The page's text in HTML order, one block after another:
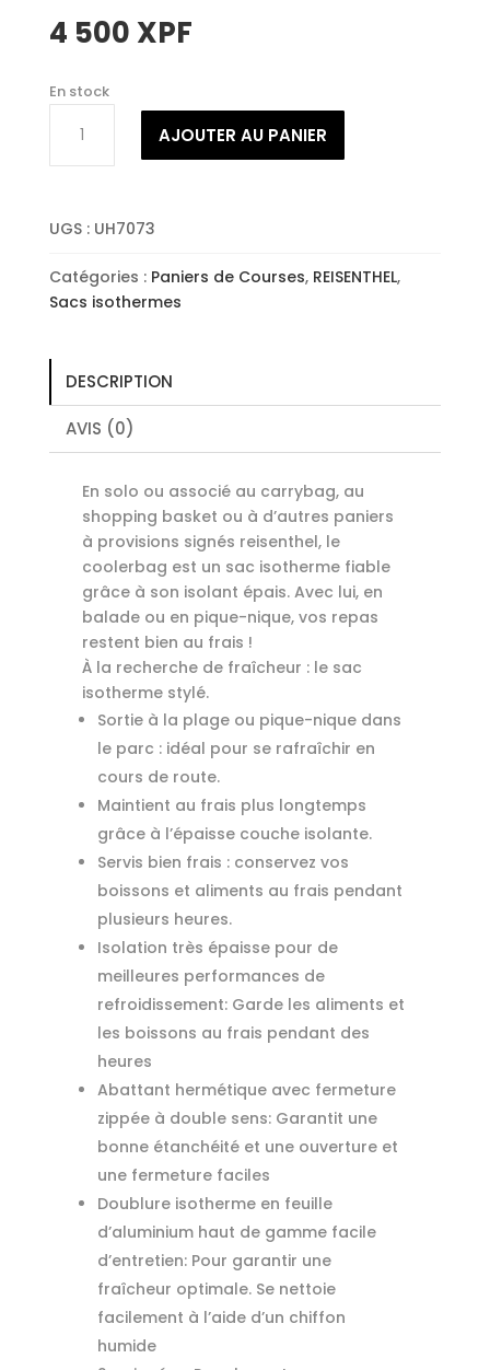
4 500 XPF
En stock
REISENTHEL
White
AJOUTER AU PANIER
UGS : UH7073
Catégories : Paniers de Courses, REISENTHEL,
Sacs isothermes
DESCRIPTION
AVIS (0)
En solo ou associé au carrybag, au
shopping basket ou à d’autres paniers
à provisions signés reisenthel, le
coolerbag est un sac isotherme fiable
grâce à son isolant épais. Avec lui, en
balade ou en pique-nique, vos repas
restent bien au frais !
À la recherche de fraîcheur : le sac
isotherme stylé.
Sortie à la plage ou pique-nique dans
le parc : idéal pour se rafraîchir en
cours de route.
Maintient au frais plus longtemps
grâce à l’épaisse couche isolante.
Servis bien frais : conservez vos
boissons et aliments au frais pendant
plusieurs heures.
Isolation très épaisse pour de
meilleures performances de
refroidissement: Garde les aliments et
les boissons au frais pendant des
heures
Abattant hermétique avec fermeture
zippée à double sens: Garantit une
bonne étanchéité et une ouverture et
une fermeture faciles
Doublure isotherme en feuille
d’aluminium haut de gamme facile
d’entretien: Pour garantir une
fraîcheur optimale. Se nettoie
facilement à l’aide d’un chiffon
humide